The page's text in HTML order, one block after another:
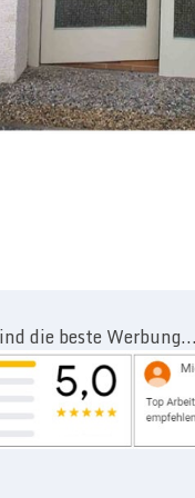
Fenster / Rollläden /
die beste Werbung...